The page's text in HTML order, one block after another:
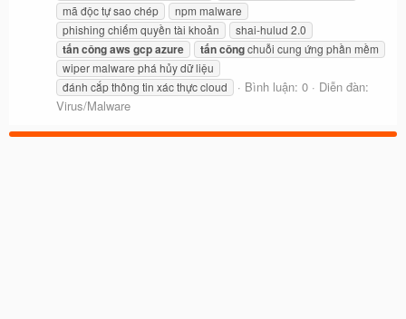
mã độc tự sao chép
npm malware
phishing chiếm quyền tài khoản
shai-hulud 2.0
tấncôngaws gcpazure tấncôngchuỗi cung ứng phần mềm
wiper malware phá hủy dữ liệu
đánh cắp thông tin xác thực cloud
Bình luận: 0
Diễn đàn:
Virus/Malware